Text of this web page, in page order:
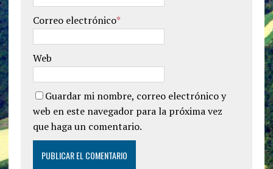
Correo electrónico*
Web
Guardar mi nombre, correo electrónico y
web en este navegador para la próxima vez
que haga un comentario.